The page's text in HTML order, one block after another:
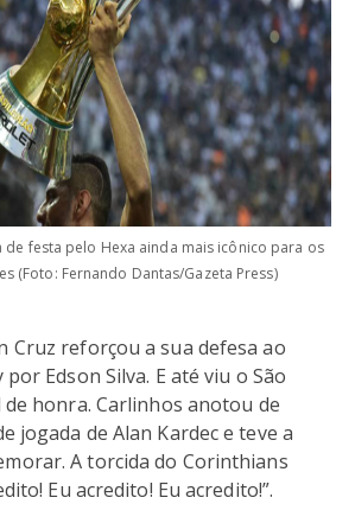
festa pelo Hexa ainda mais icônico para os
(Foto: Fernando Dantas/Gazeta Press)
Cruz reforçou a sua defesa ao
Edson Silva. E até viu o São
honra. Carlinhos anotou de
jogada de Alan Kardec e teve a
A torcida do Corinthians
Eu acredito! Eu acredito!”.